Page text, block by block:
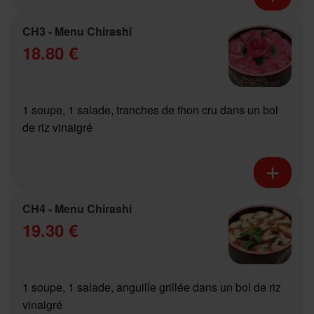
CH3 - Menu Chirashi
18.80 €
1 soupe, 1 salade, tranches de thon cru dans un bol
de riz vinaigré
CH4 - Menu Chirashi
19.30 €
1 soupe, 1 salade, anguille grillée dans un bol de riz
vinaigré